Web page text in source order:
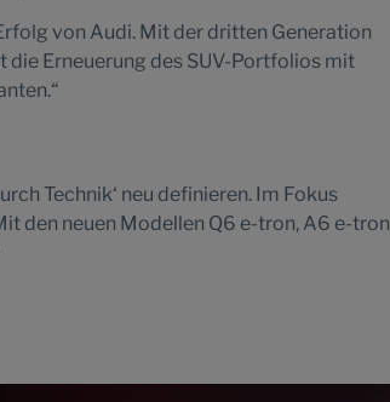
von Audi. Mit der dritten Generation
die Erneuerung des SUV-Portfolios mit
Technik‘ neu definieren. Im Fokus
den neuen Modellen Q6 e-tron, A6 e-tron